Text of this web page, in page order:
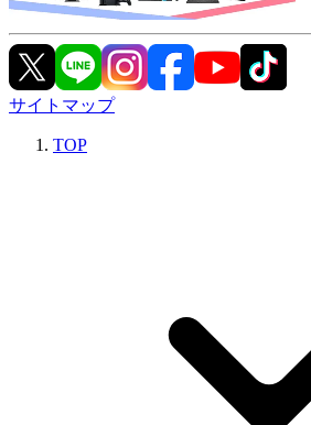
サイトマップ
TOP